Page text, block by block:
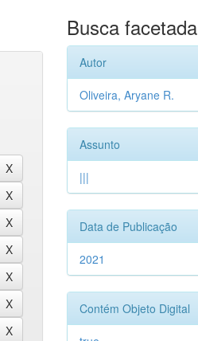
Busca facetada
Autor
Oliveira, Aryane R.
Assunto
|||
Data de Publicação
2021
Contém Objeto Digital